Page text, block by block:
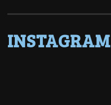
INSTAGRAM